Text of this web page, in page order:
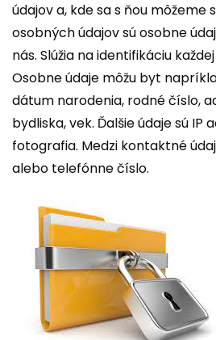
údajov a, kde sa s ňou
osobných údajov sú osobne
nás. Slúžia na identifikáciu
Osobne údaje môžu byt
dátum narodenia, rodné číslo,
bydliska, vek. Ďalšie údaje sú IP
fotografia. Medzi kontaktné
alebo telefónne číslo.